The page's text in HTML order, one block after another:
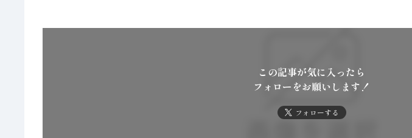
この記事が気に入ったら
フォローをお願いします！
フォローする